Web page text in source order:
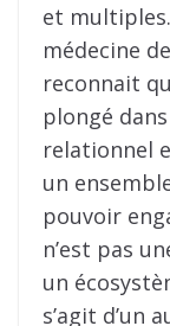
et
médecine
reconnait
plongé
relationnel
un
pouvoir
n’est pas
un
s’agit d’un